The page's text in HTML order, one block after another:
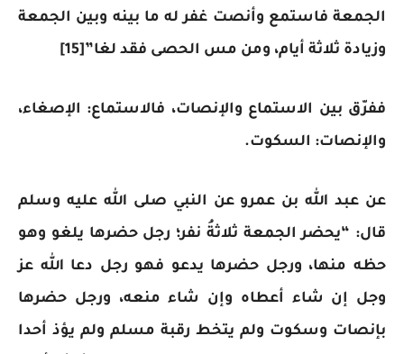
الجمعة فاستمع وأنصت غفر له ما بينه وبين الجمعة
وزيادة ثلاثة أيام، ومن مس الحصى فقد لغا”[15]
ففرّق بين الاستماع والإنصات، فالاستماع: الإصغاء،
والإنصات: السكوت.
عن عبد الله بن عمرو عن النبي صلى الله عليه وسلم
قال: “يحضر الجمعة ثلاثةُ نفر؛ رجل حضرها يلغو وهو
حظه منها، ورجل حضرها يدعو فهو رجل دعا الله عز
وجل إن شاء أعطاه وإن شاء منعه، ورجل حضرها
بإنصات وسكوت ولم يتخط رقبة مسلم ولم يؤذ أحدا